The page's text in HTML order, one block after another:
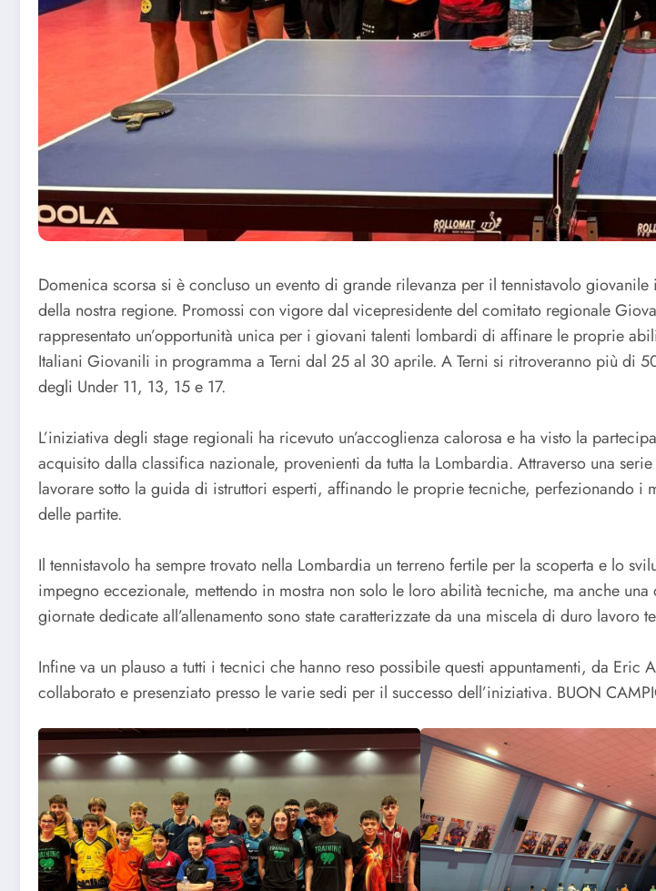
Domenica scorsa si è concluso un evento di grande rilevanza per il tennistavolo
della nostra regione. Promossi con vigore dal vicepresidente del comitato regionale
rappresentato un’opportunità unica per i giovani talenti lombardi di affinare le proprie
Italiani Giovanili in programma a Terni dal 25 al 30 aprile. A Terni si ritroveranno più di
degli Under 11, 13, 15 e 17.
L’iniziativa degli stage regionali ha ricevuto un’accoglienza calorosa e ha visto la
acquisito dalla classifica nazionale, provenienti da tutta la Lombardia. Attraverso una
lavorare sotto la guida di istruttori esperti, affinando le proprie tecniche, perfezionando
delle partite.
Il tennistavolo ha sempre trovato nella Lombardia un terreno fertile per la scoperta e lo
impegno eccezionale, mettendo in mostra non solo le loro abilità tecniche, ma anche
giornate dedicate all’allenamento sono state caratterizzate da una miscela di duro lavoro
Infine va un plauso a tutti i tecnici che hanno reso possibile questi appuntamenti, da
collaborato e presenziato presso le varie sedi per il successo dell’iniziativa. BUON